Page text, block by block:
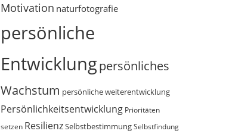
Motivation naturfotografie
persönliche
Entwicklungpersönliches
Wachstum persönliche weiterentwicklung
Persönlichkeitsentwicklung Prioritäten
setzen ResilienzSelbstbestimmungSelbstfindung